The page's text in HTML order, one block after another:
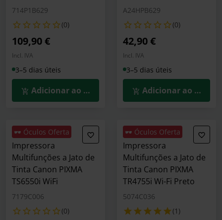
714P1B629
(0)
109,90 €
Incl. IVA
3–5 dias úteis
Adicionar ao Carrinho
A24HPB629
(0)
42,90 €
Incl. IVA
3–5 dias úteis
Adicionar ao
🕶️ Óculos Oferta
Impressora
Multifunções a Jato de
Tinta Canon PIXMA
TS6550i WiFi
7179C006
(0)
🕶️ Óculos Oferta
Impressora
Multifunções a Jato de
Tinta Canon PIXMA
TR4755i Wi-Fi Preto
5074C036
(1)